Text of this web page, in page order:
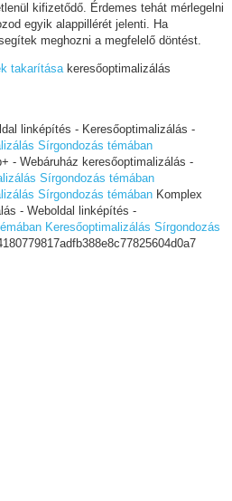
kifizetődő. Érdemes tehát mérlegelni
egyik alappillérét jelenti. Ha
meghozni a megfelelő döntést.
takarításakeresőoptimalizálás
linképítés - Keresőoptimalizálás -
Sírgondozás témában
- Webáruház keresőoptimalizálás -
Sírgondozás témában
Sírgondozás témában Komplex
- Weboldal linképítés -
Keresőoptimalizálás Sírgondozás